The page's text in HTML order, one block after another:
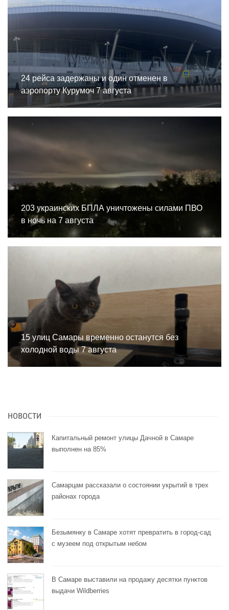
24 рейса задержаны и один отменен в
аэропорту Курумоч 7 августа
203 украинских БПЛА уничтожены силами ПВО
в ночь на 7 августа
15 улиц Самары временно останутся без
холодной воды 7 августа
НОВОСТИ
Капитальный ремонт улицы Дачной в Самаре
выполнен на 85%
Самарцам рассказали о состоянии укрытий в трех
районах города
Безымянку в Самаре хотят превратить в город-сад
с музеем под открытым небом
В Самаре выставили на продажу десятки пунктов
выдачи Wildberries